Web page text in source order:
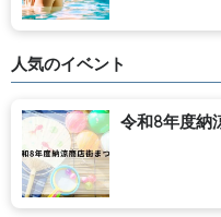
人気のイベント
令和8年度納